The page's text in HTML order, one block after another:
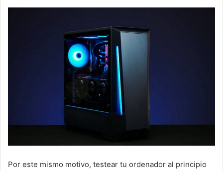
Por este mismo motivo, testear tu ordenador al principio